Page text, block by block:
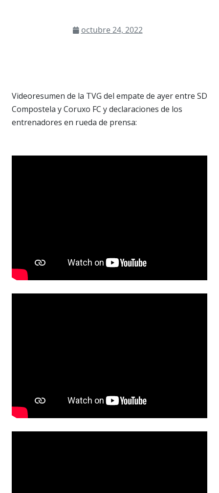
octubre 24, 2022
Videoresumen de la TVG del empate de ayer entre SD
Compostela y Coruxo FC y declaraciones de los
entrenadores en rueda de prensa: